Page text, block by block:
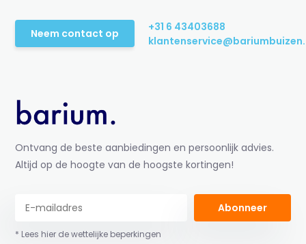
Neem contact op
+31 6 43403688
Ontvang de beste aanbiedingen en persoonlijk advies.
Altijd op de hoogte van de hoogste kortingen!
Abonneer
* Lees hier de wettelijke beperkingen